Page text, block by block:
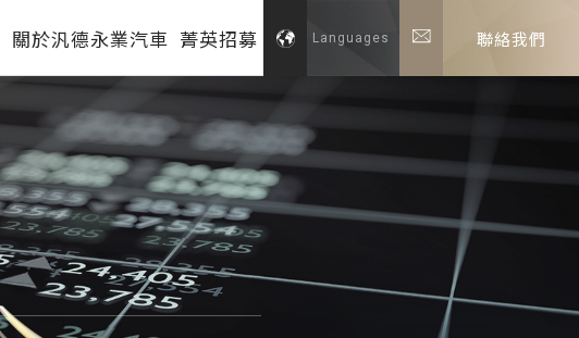
關於汎德永業汽車 菁英招募 Languages 聯絡我們